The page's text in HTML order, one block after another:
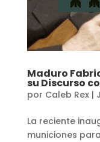
Maduro
su Discurso
por Caleb Rex|
La reciente
municiones